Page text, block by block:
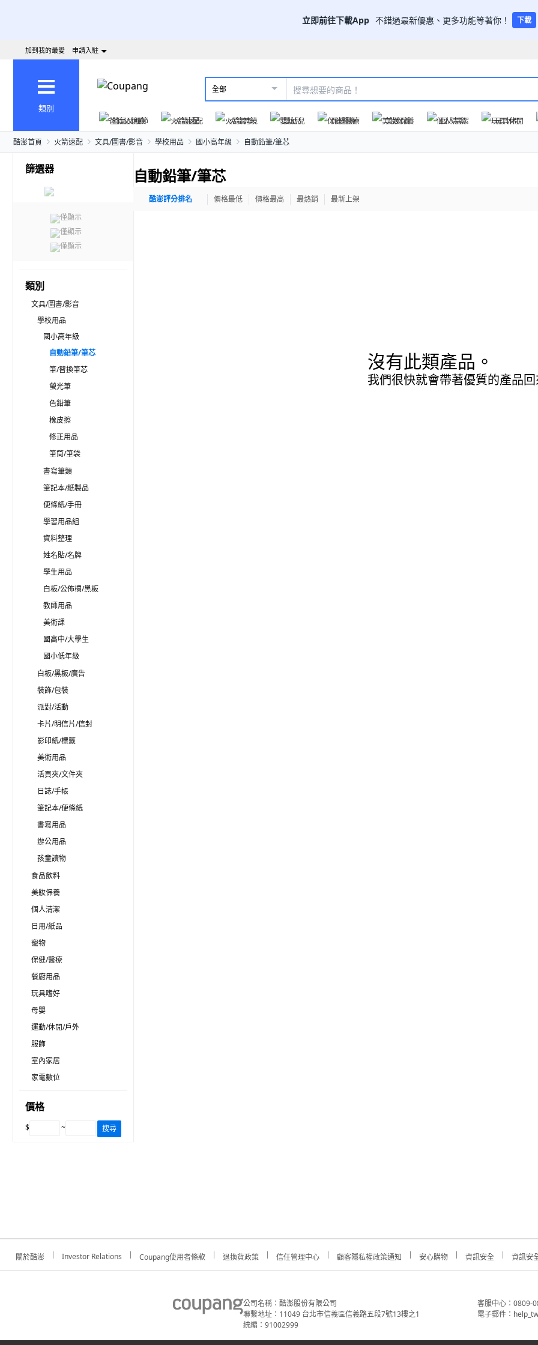
立即前往下載App 不錯過最新優惠、更多功能等著你！ 下載
加到我的最愛 申請入駐
類別
全部
爸氣父親節 火箭速配 火箭跨境 嬰幼兒 保健醫療 美妝保養 個人清潔 玩具休閒
酷澎首頁 火箭速配 文具/圖書/影音 學校用品 國小高年級 自動鉛筆/筆芯
篩選器
僅顯示
僅顯示
僅顯示
類別
文具/圖書/影音
學校用品
國小高年級
自動鉛筆/筆芯
筆/替換筆芯
螢光筆
色鉛筆
橡皮擦
修正用品
筆筒/筆袋
書寫筆類
筆記本/紙製品
便條紙/手冊
學習用品組
資料整理
姓名貼/名牌
學生用品
白板/公佈欄/黑板
教師用品
美術課
國高中/大學生
國小低年級
白板/黑板/廣告
裝飾/包裝
派對/活動
卡片/明信片/信封
影印紙/標籤
美術用品
活頁夾/文件夾
日誌/手帳
筆記本/便條紙
書寫用品
辦公用品
孩童讀物
食品飲料
美妝保養
個人清潔
日用/紙品
寵物
保健/醫療
餐廚用品
玩具嗜好
母嬰
運動/休閒/戶外
服飾
室內家居
家電數位
價格
$ ~ 搜尋
自動鉛筆/筆芯
酷澎評分排名 價格最低 價格最高 最熱銷 最新上架
沒有此類產品。
我們很快就會帶著優質的產品
關於酷澎 Investor Relations Coupang使用者條款 退換貨政策 信任管理中心 顧客隱私權政策通知 安心購物 資訊安全 資訊安
公司名稱：酷澎股份有限公司
聯繫地址：11049 台北市信義區信義路五段7號13樓之1
統編：91002999
客服中心：0809-
電子郵件：